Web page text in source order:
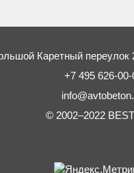
Каретный переулок
+7 495 626-00-
© 2002–2022